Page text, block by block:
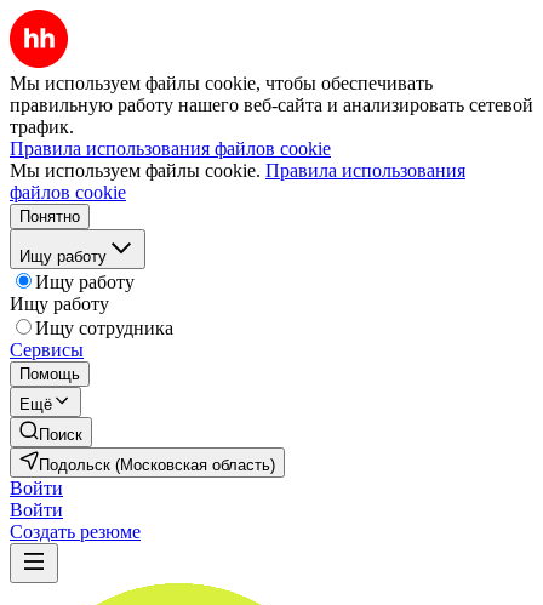
Мы используем файлы cookie, чтобы обеспечивать
правильную работу нашего веб-сайта и анализировать сетевой
трафик.
Правила использования файлов cookie
Мы используем файлы cookie. Правила использования
файлов cookie
Понятно
Ищу работу
Ищу работу
Ищу работу
Ищу сотрудника
Сервисы
Помощь
Ещё
Поиск
Подольск (Московская область)
Войти
Войти
Создать резюме